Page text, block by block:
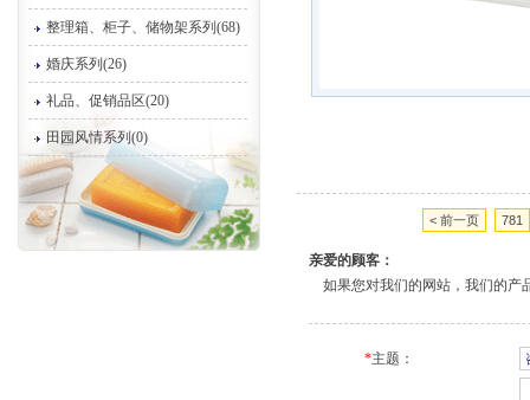
整理箱、柜子、储物架系列(68)
婚庆系列(26)
礼品、促销品区(20)
田园风情系列(0)
< 前一页 781
亲爱的顾客：
如果您对我们的网站，我们的产
*主题：